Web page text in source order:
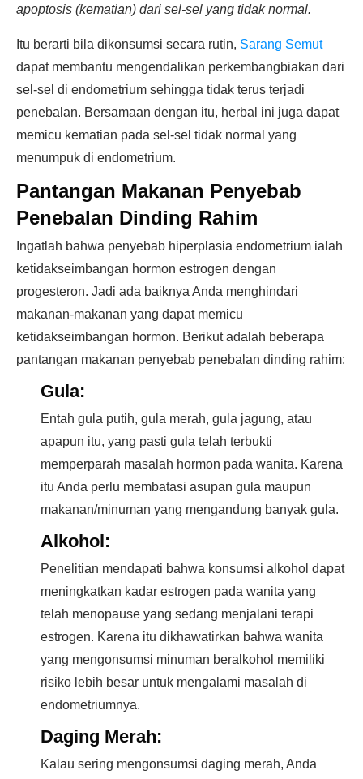
apoptosis (kematian) dari sel-sel yang tidak normal.
Itu berarti bila dikonsumsi secara rutin, Sarang Semut
dapat membantu mengendalikan perkembangbiakan dari
sel-sel di endometrium sehingga tidak terus terjadi
penebalan. Bersamaan dengan itu, herbal ini juga dapat
memicu kematian pada sel-sel tidak normal yang
menumpuk di endometrium.
Pantangan Makanan Penyebab
Penebalan Dinding Rahim
Ingatlah bahwa penyebab hiperplasia endometrium ialah
ketidakseimbangan hormon estrogen dengan
progesteron. Jadi ada baiknya Anda menghindari
makanan-makanan yang dapat memicu
ketidakseimbangan hormon. Berikut adalah beberapa
pantangan makanan penyebab penebalan dinding rahim:
Gula:
Entah gula putih, gula merah, gula jagung, atau
apapun itu, yang pasti gula telah terbukti
memperparah masalah hormon pada wanita. Karena
itu Anda perlu membatasi asupan gula maupun
makanan/minuman yang mengandung banyak gula.
Alkohol:
Penelitian mendapati bahwa konsumsi alkohol dapat
meningkatkan kadar estrogen pada wanita yang
telah menopause yang sedang menjalani terapi
estrogen. Karena itu dikhawatirkan bahwa wanita
yang mengonsumsi minuman beralkohol memiliki
risiko lebih besar untuk mengalami masalah di
endometriumnya.
Daging Merah:
Kalau sering mengonsumsi daging merah, Anda